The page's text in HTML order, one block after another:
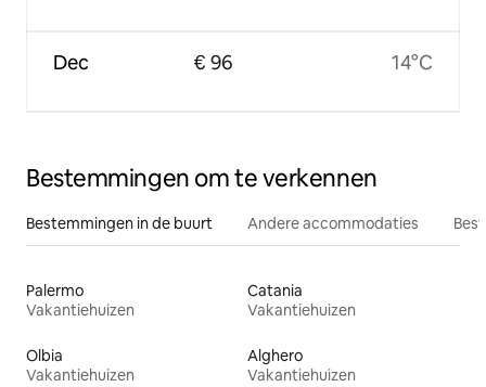
Dec € 96 14°C
Bestemmingen om te verkennen
Bestemmingen in de buurt Andere accommodaties
Palermo
Vakantiehuizen
Catania
Vakantiehuizen
Olbia
Vakantiehuizen
Alghero
Vakantiehuizen